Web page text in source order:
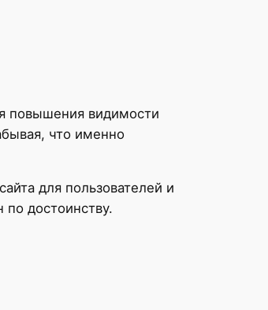
повышения видимости
что именно
для пользователей и
достоинству.